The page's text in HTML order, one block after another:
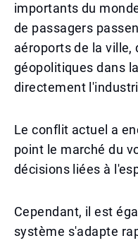
importants du
de passagers
aéroports de la ville,
géopolitiques dans
directement
Le conflit actuel a
point le marché du
décisions liées à
Cependant, il est
système s'adapte